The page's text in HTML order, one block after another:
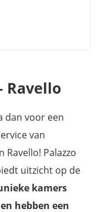
Ravello
dan voor een
van
Ravello! Palazzo
uitzicht op de
kamers
hebben een